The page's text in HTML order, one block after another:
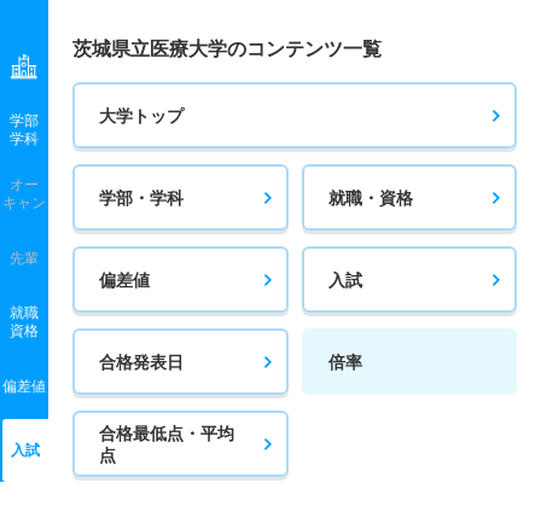
学部
学科
オー
キャン
先輩
就職
資格
偏差値
入試
茨城県立医療大学のコンテンツ一覧
大学トップ
学部・学科 就職・資格
偏差値 入試
合格発表日 倍率
合格最低点・平均
点